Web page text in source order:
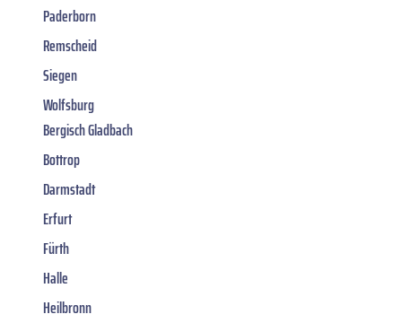
Paderborn
Remscheid
Siegen
Wolfsburg
Bergisch Gladbach
Bottrop
Darmstadt
Erfurt
Fürth
Halle
Heilbronn